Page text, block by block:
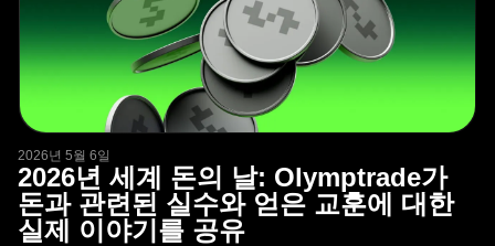
2026년 5월 6일
2026년 세계 돈의 날: Olymptrade가
돈과 관련된 실수와 얻은 교훈에 대한
실제 이야기를 공유